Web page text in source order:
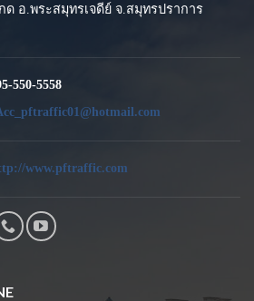
ด อ.พระสมุทรเจดีย์ จ.สมุทรปราการ
550-5558
www.pftraffic.com